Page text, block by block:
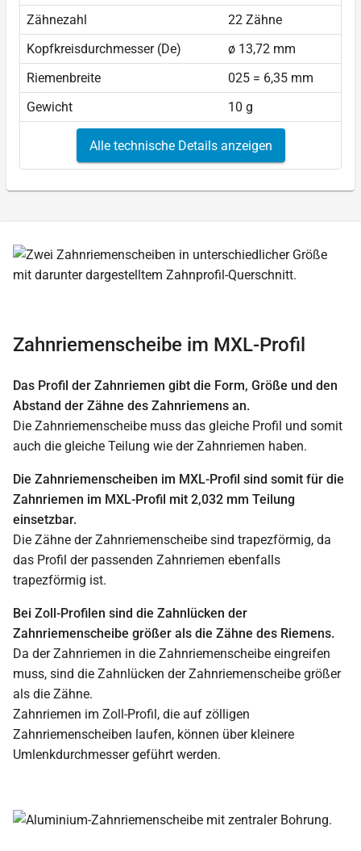
Zähnezahl
22 Zähne
Kopfkreisdurchmesser (De)
ø 13,72 mm
Riemenbreite
025 = 6,35 mm
Gewicht
10 g
Alle technische Details anzeigen
Zahnriemenscheibe im MXL-Profil
Das Profil der Zahnriemen gibt die Form, Größe und den
Abstand der Zähne des Zahnriemens an.
Die Zahnriemenscheibe muss das gleiche Profil und somit
auch die gleiche Teilung wie der Zahnriemen haben.
Die Zahnriemenscheiben im MXL-Profil sind somit für die
Zahnriemen im MXL-Profil mit 2,032 mm Teilung
einsetzbar.
Die Zähne der Zahnriemenscheibe sind trapezförmig, da
das Profil der passenden Zahnriemen ebenfalls
trapezförmig ist.
Bei Zoll-Profilen sind die Zahnlücken der
Zahnriemenscheibe größer als die Zähne des Riemens.
Da der Zahnriemen in die Zahnriemenscheibe eingreifen
muss, sind die Zahnlücken der Zahnriemenscheibe größer
als die Zähne.
Zahnriemen im Zoll-Profil, die auf zölligen
Zahnriemenscheiben laufen, können über kleinere
Umlenkdurchmesser geführt werden.